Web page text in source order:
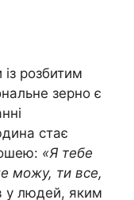
розбитим
зерно є
стає
«Я тебе
можу, ти все,
у людей, яким